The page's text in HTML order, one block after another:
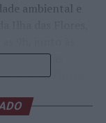
ambiental e
Cruz das
das Flores.
inscrição através